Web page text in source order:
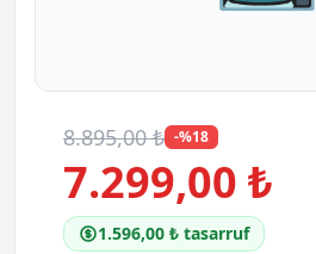
8.895,00 ₺ -%18
7.299,00 ₺
1.596,00 ₺ tasarruf